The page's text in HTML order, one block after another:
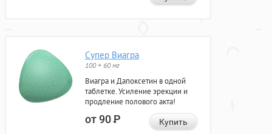
Супер Виагра
100 + 60 мг
Виагра и Дапоксетин в одной
таблетке. Усиление эрекции и
продление полового акта!
от 90Р Купить